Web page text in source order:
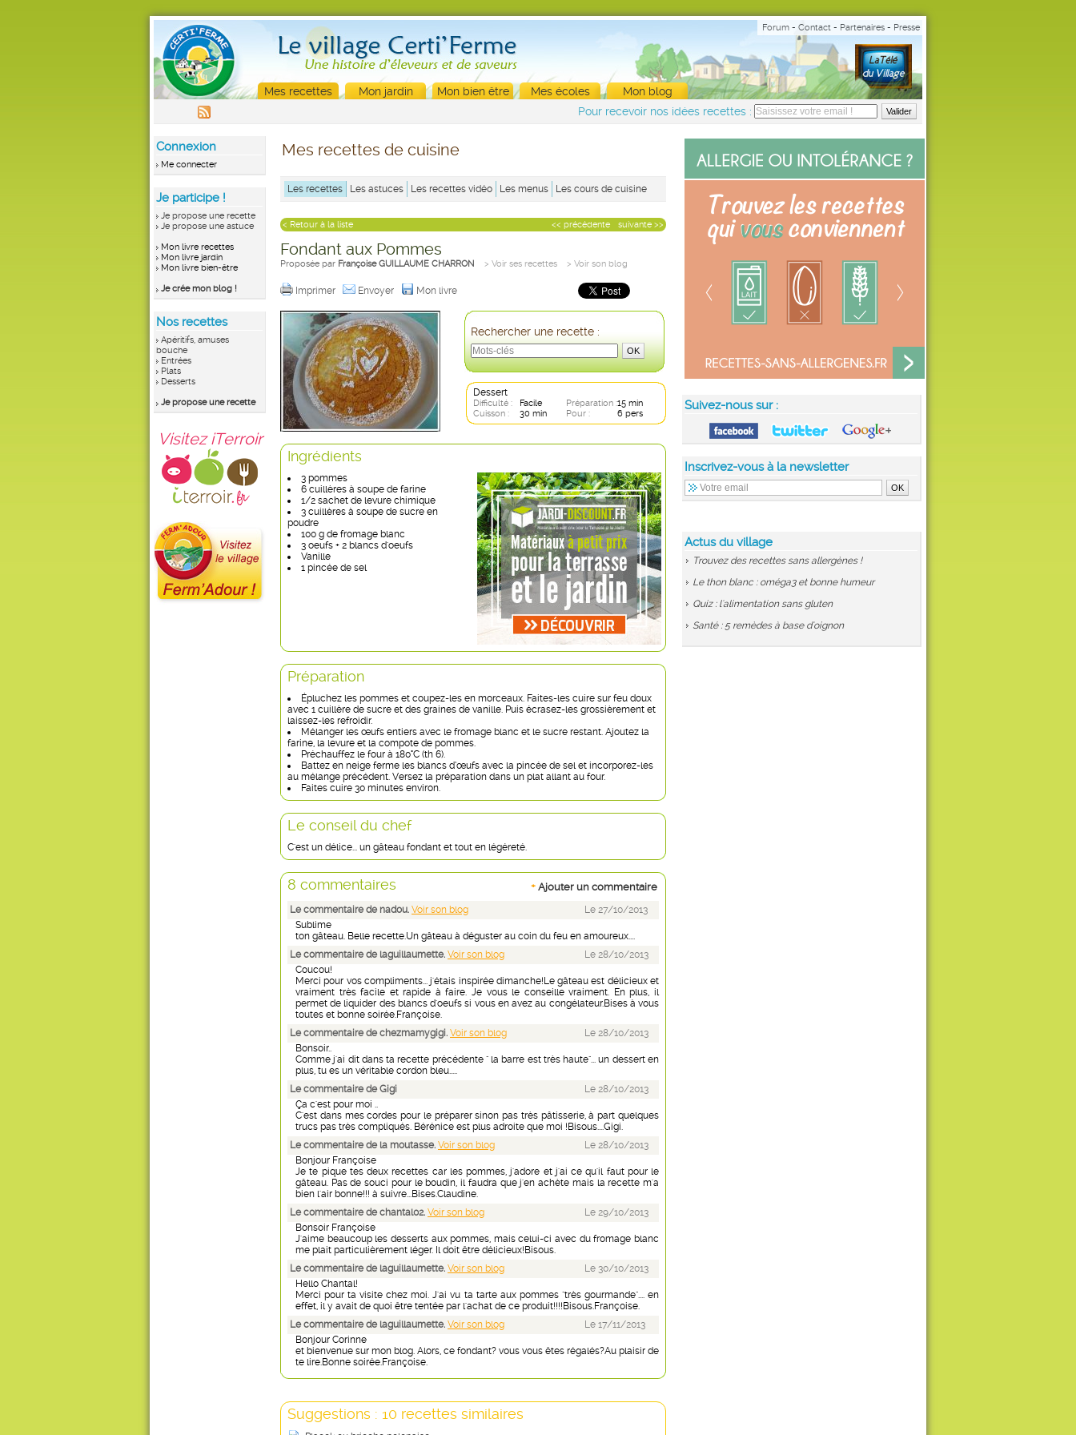
Forum - Contact - Partenaires - Presse
Mes recettes Mon jardin Mon bien être Mes écoles
Mon blog
Pour recevoir nos idées recettes :
Connexion
Me connecter
Je participe !
Je propose une recette
Je propose une astuce
Mon livre recettes
Mon livre jardin
Mon livre bien-être
Je crée mon blog !
Nos recettes
Apéritifs, amuses
bouche
Entrées
Plats
Desserts
Je propose une recette
Visitez iTerroir
Suivez-nous sur :
Inscrivez-vous à la newsletter
Actus du village
Trouvez des recettes sans allergènes !
Le thon blanc : oméga3 et bonne humeur
Quiz : l'alimentation sans gluten
Santé : 5 remèdes à base d'oignon
Mes recettes de cuisine
Les recettes Les astuces Les recettes vidéo Les menus Les cours de cuisine
suivante >>
<< précédente
< Retour à la liste
Fondant aux Pommes
Proposée par Françoise GUILLAUME CHARRON > Voir ses recettes > Voir son blog
Imprimer Envoyer Mon livre
Rechercher une recette :
Dessert
Difficulté : Facile Préparation :15 min
Cuisson :
30 min Pour : 6 pers
Ingrédients
3 pommes
6 cuillères à soupe de farine
1/2 sachet de levure chimique
3 cuillères à soupe de sucre en
poudre
100 g de fromage blanc
3 oeufs + 2 blancs d'oeufs
Vanille
1 pincée de sel
Préparation
Épluchez les pommes et coupez-les en morceaux. Faites-les cuire sur feu doux
avec 1 cuillère de sucre et des graines de vanille. Puis écrasez-les grossièrement et
laissez-les refroidir.
Mélanger les œufs entiers avec le fromage blanc et le sucre restant. Ajoutez la
farine, la levure et la compote de pommes.
Préchauffez le four à 180°C (th 6).
Battez en neige ferme les blancs d’œufs avec la pincée de sel et incorporez-les
au mélange précédent. Versez la préparation dans un plat allant au four.
Faites cuire 30 minutes environ.
Le conseil du chef
C'est un délice... un gâteau fondant et tout en légéreté.
+ Ajouter un commentaire
8 commentaires
Le commentaire de nadou. Voir son blog
Le 27/10/2013
Sublime
ton gâteau. Belle recette.Un gâteau à déguster au coin du feu en amoureux....
Le commentaire de laguillaumette. Voir son blog
Le 28/10/2013
Coucou!
Merci pour vos compliments... j'étais inspirée dimanche!Le gâteau est délicieux et
vraiment très facile et rapide à faire. Je vous le conseille vraiment. En plus, il
permet de liquider des blancs d'oeufs si vous en avez au congélateur.Bises à vous
toutes et bonne soirée.Françoise.
Le commentaire de chezmamygigi. Voir son blog
Le 28/10/2013
Bonsoir..
Comme j'ai dit dans ta recette précédente " la barre est très haute"... un dessert en
plus, tu es un véritable cordon bleu.....
Le commentaire de Gigi
Le 28/10/2013
Ça c'est pour moi ..
C'est dans mes cordes pour le préparer sinon pas très pâtisserie, à part quelques
trucs pas très compliqués. Bérénice est plus adroite que moi !Bisous....Gigi.
Le commentaire de la moutasse. Voir son blog
Le 28/10/2013
Bonjour Françoise
Je te pique tes deux recettes car les pommes, j'adore et j'ai ce qu'il faut pour le
gâteau. Pas de souci pour le boudin, il faudra que j'en achète mais la recette m'a
bien l'air bonne!!! à suivre...Bises.Claudine.
Le commentaire de chantal02. Voir son blog
Le 29/10/2013
Bonsoir Françoise
J'aime beaucoup les desserts aux pommes, mais celui-ci avec du fromage blanc
me plait particulièrement léger. Il doit être délicieux!Bisous.
Le commentaire de laguillaumette. Voir son blog
Le 30/10/2013
Hello Chantal!
Merci pour ta visite chez moi. J'ai vu ta tarte aux pommes "très gourmande".... en
effet, il y avait de quoi être tentée par l'achat de ce produit!!!!Bisous.Françoise.
Le commentaire de laguillaumette. Voir son blog
Le 17/11/2013
Bonjour Corinne
et bienvenue sur mon blog. Alors, ce fondant? vous vous êtes régalés?Au plaisir de
te lire.Bonne soirée.Françoise.
Suggestions : 10 recettes similaires